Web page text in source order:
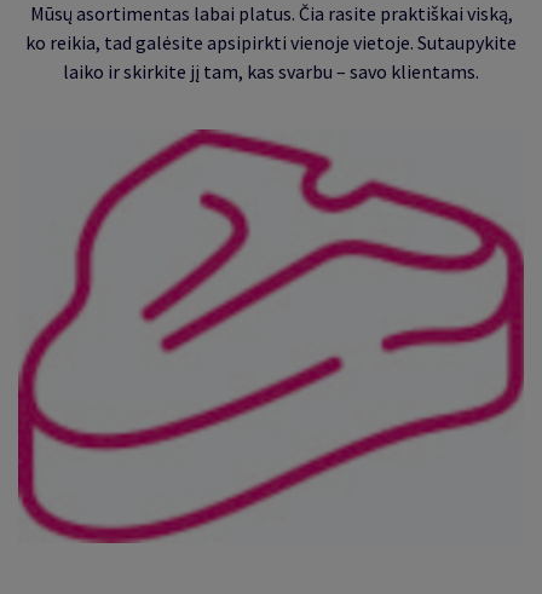
Mūsų asortimentas labai platus. Čia rasite praktiškai viską,
ko reikia, tad galėsite apsipirkti vienoje vietoje. Sutaupykite
laiko ir skirkite jį tam, kas svarbu – savo klientams.